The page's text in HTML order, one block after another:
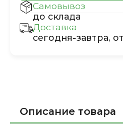
Самовывоз
до склада
Доставка
сегодня-завтра,
Описание товара